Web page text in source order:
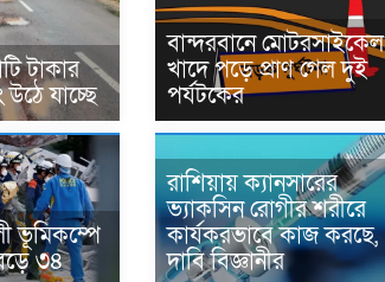
টাকার
যাচ্ছে
বান্দরবানে মোটরসাইকেল
খাদে পড়ে প্রাণ গেল দুই
পর্যটকের
ভূমিকম্পে
৩৪
রাশিয়ায় ক্যানসারের
ভ্যাকসিন রোগীর শরীরে
কার্যকরভাবে কাজ করছে,
দাবি বিজ্ঞানীর